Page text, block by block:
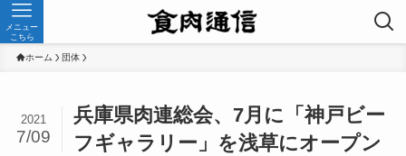
メニュー
こちら
ホーム 団体
兵庫県肉連総会、7月に「神戸ビー
フギャラリー」を浅草にオープン
2021
7/09